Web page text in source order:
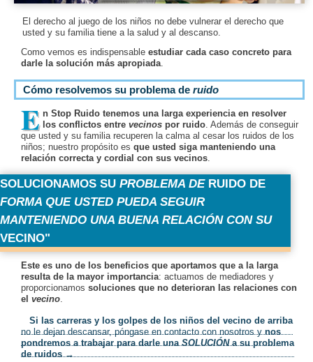
El derecho al juego de los niños no debe vulnerar el derecho que
usted y su familia tiene a la salud y al descanso.
Como vemos es indispensable estudiar cada caso concreto para
darle la solución más apropiada.
Cómo resolvemos su problema de ruido
E n Stop Ruido tenemos una larga experiencia en resolver
los conflictos entrevecinos por ruido. Además de conseguir
que usted y su familia recuperen la calma al cesar los ruidos de los
niños; nuestro propósito es que usted siga manteniendo una
relación correcta y cordial con sus vecinos.
SOLUCIONAMOS SU PROBLEMA DE RUIDO DE
FORMA QUE USTED PUEDA SEGUIR
MANTENIENDO UNA BUENA RELACIÓN CON SU
VECINO
Este es uno de los beneficios que aportamos que a la larga
resulta de la mayor importancia: actuamos de mediadores y
proporcionamos soluciones que no deterioran las relaciones con
el vecino.
Si las carreras y los golpes de los niños del vecino de arriba
no le dejan descansar, póngase en contacto con nosotros ynos
pondremos a trabajar para darle unaSOLUCIÓNa su problema
de ruidos→